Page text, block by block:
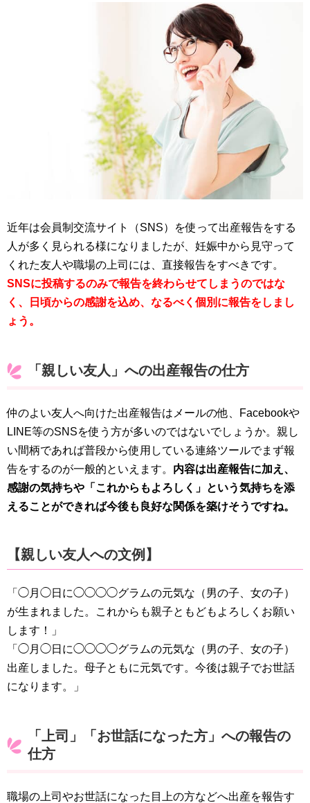
近年は会員制交流サイト（SNS）を使って出産報告をする
人が多く見られる様になりましたが、妊娠中から見守って
くれた友人や職場の上司には、直接報告をすべきです。
SNSに投稿するのみで報告を終わらせてしまうのではな
く、日頃からの感謝を込め、なるべく個別に報告をしまし
ょう。
「親しい友人」への出産報告の仕方
仲のよい友人へ向けた出産報告はメールの他、Facebookや
LINE等のSNSを使う方が多いのではないでしょうか。親し
い間柄であれば普段から使用している連絡ツールでまず報
告をするのが一般的といえます。 内容は出産報告に加え、
感謝の気持ちや「これからもよろしく」という気持ちを添
えることができれば今後も良好な関係を築けそうですね。
【親しい友人への文例】
「◯月◯日に◯◯◯◯グラムの元気な（男の子、女の子）
が生まれました。これからも親子ともどもよろしくお願い
します！」
「◯月◯日に◯◯◯◯グラムの元気な（男の子、女の子）
出産しました。母子ともに元気です。今後は親子でお世話
になります。」
「上司」「お世話になった方」への報告の
仕方
職場の上司やお世話になった目上の方などへ出産を報告す